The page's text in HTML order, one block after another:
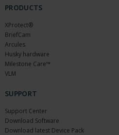
PRODUCTS
XProtect®
BriefCam
Arcules
Husky hardware
Milestone Care™
VLM
SUPPORT
Support Center
Download Software
Download latest Device Pack